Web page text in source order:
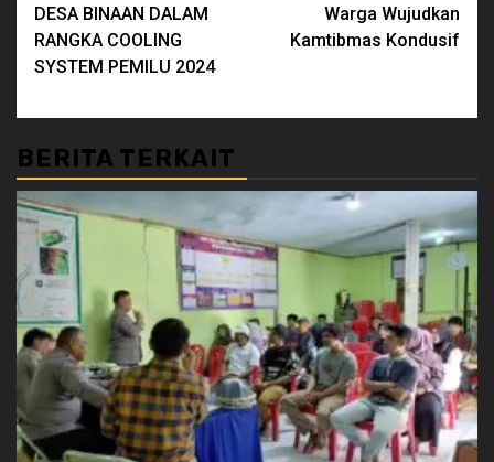
DESA BINAAN DALAM
RANGKA COOLING
SYSTEM PEMILU 2024
Warga Wujudkan
Kamtibmas Kondusif
BERITA TERKAIT